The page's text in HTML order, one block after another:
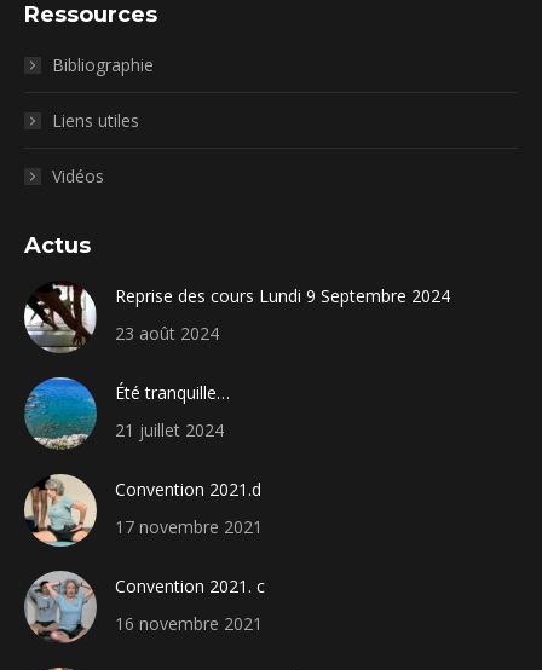
Ressources
Bibliographie
Liens utiles
Vidéos
Actus
Reprise des cours Lundi 9 Septembre 2024
23 août 2024
Été tranquille…
21 juillet 2024
Convention 2021.d
17 novembre 2021
Convention 2021. c
16 novembre 2021